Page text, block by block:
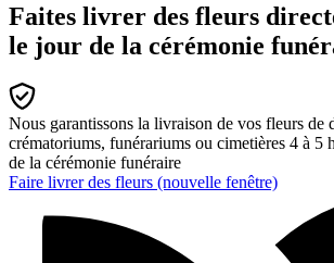
Faites livrer des fleurs
le jour de la cérémonie
Nous garantissons la livraison de vos fleurs de
crématoriums, funérariums ou cimetières 4 à 5
de la cérémonie funéraire
Faire livrer des fleurs (nouvelle fenêtre)